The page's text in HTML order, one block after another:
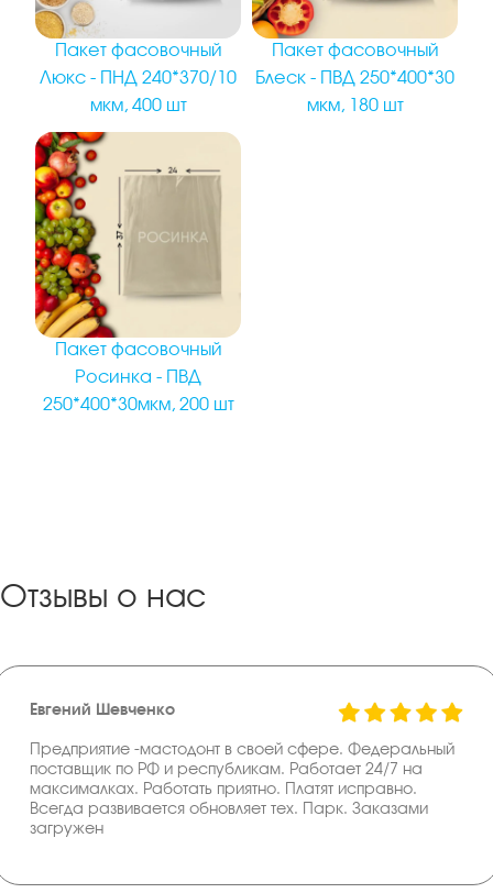
Пакет фасовочный
Люкс - ПНД 240*370/10
мкм, 400 шт
Пакет фасовочный
Блеск - ПВД 250*400*30
мкм, 180 шт
Пакет фасовочный
Росинка - ПВД
250*400*30мкм, 200 шт
Отзывы о нас
Евгений Шевченко
Предприятие -мастодонт в своей сфере. Федеральный
поставщик по РФ и республикам. Работает 24/7 на
максималках. Работать приятно. Платят исправно.
Всегда развивается обновляет тех. Парк. Заказами
загружен